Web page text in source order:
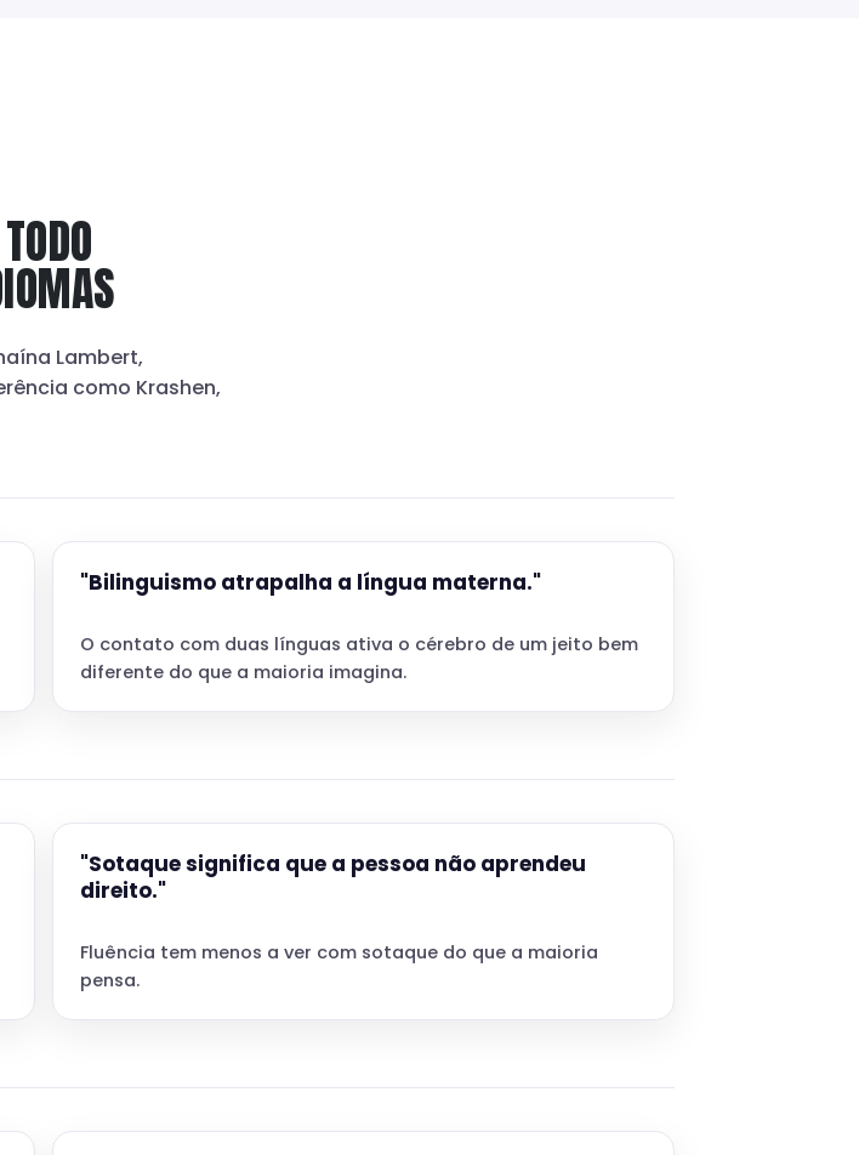
Lambert,
como Krashen,
"Bilinguismo atrapalha a língua materna."
O contato com duas línguas ativa o cérebro de um jeito bem
diferente do que a maioria imagina.
"Sotaque significa que a pessoa não aprendeu
direito."
Fluência tem menos a ver com sotaque do que a maioria
pensa.